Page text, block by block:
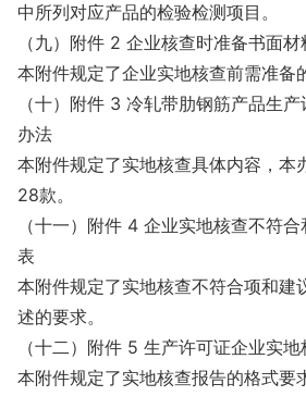
中所列对应产品的检验检测项目。
（九）附件 2 企业核查时准备书面
本附件规定了企业实地核查前需准备
（十）附件 3 冷轧带肋钢筋产品生
办法
本附件规定了实地核查具体内容，本
28款。
（十一）附件 4 企业实地核查不符
表
本附件规定了实地核查不符合项和建
述的要求。
（十二）附件 5 生产许可证企业实
本附件规定了实地核查报告的格式要